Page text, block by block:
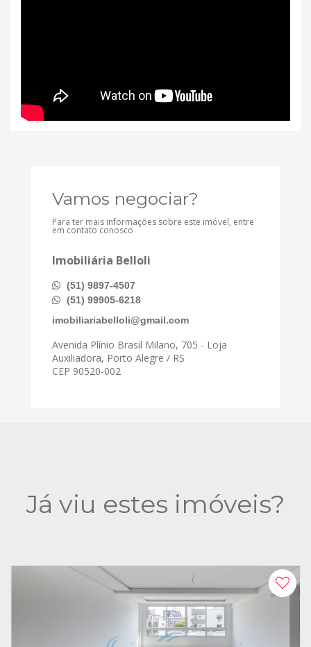
Vamos negociar?
Para ter mais informações sobre este imóvel, entre
em contato conosco
Imobiliária Belloli
(51) 9897-4507
(51) 99905-6218
imobiliariabelloli@gmail.com
Avenida Plínio Brasil Milano, 705 - Loja
Auxiliadora, Porto Alegre / RS
CEP 90520-002
Já viu estes imóveis?